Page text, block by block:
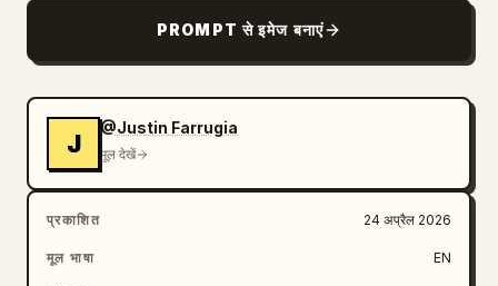
PROMPT से इमेज बनाएं
J
@Justin Farrugia
मूल देखें
प्रकाशित 24 अप्रैल 2026
मूल भाषा EN